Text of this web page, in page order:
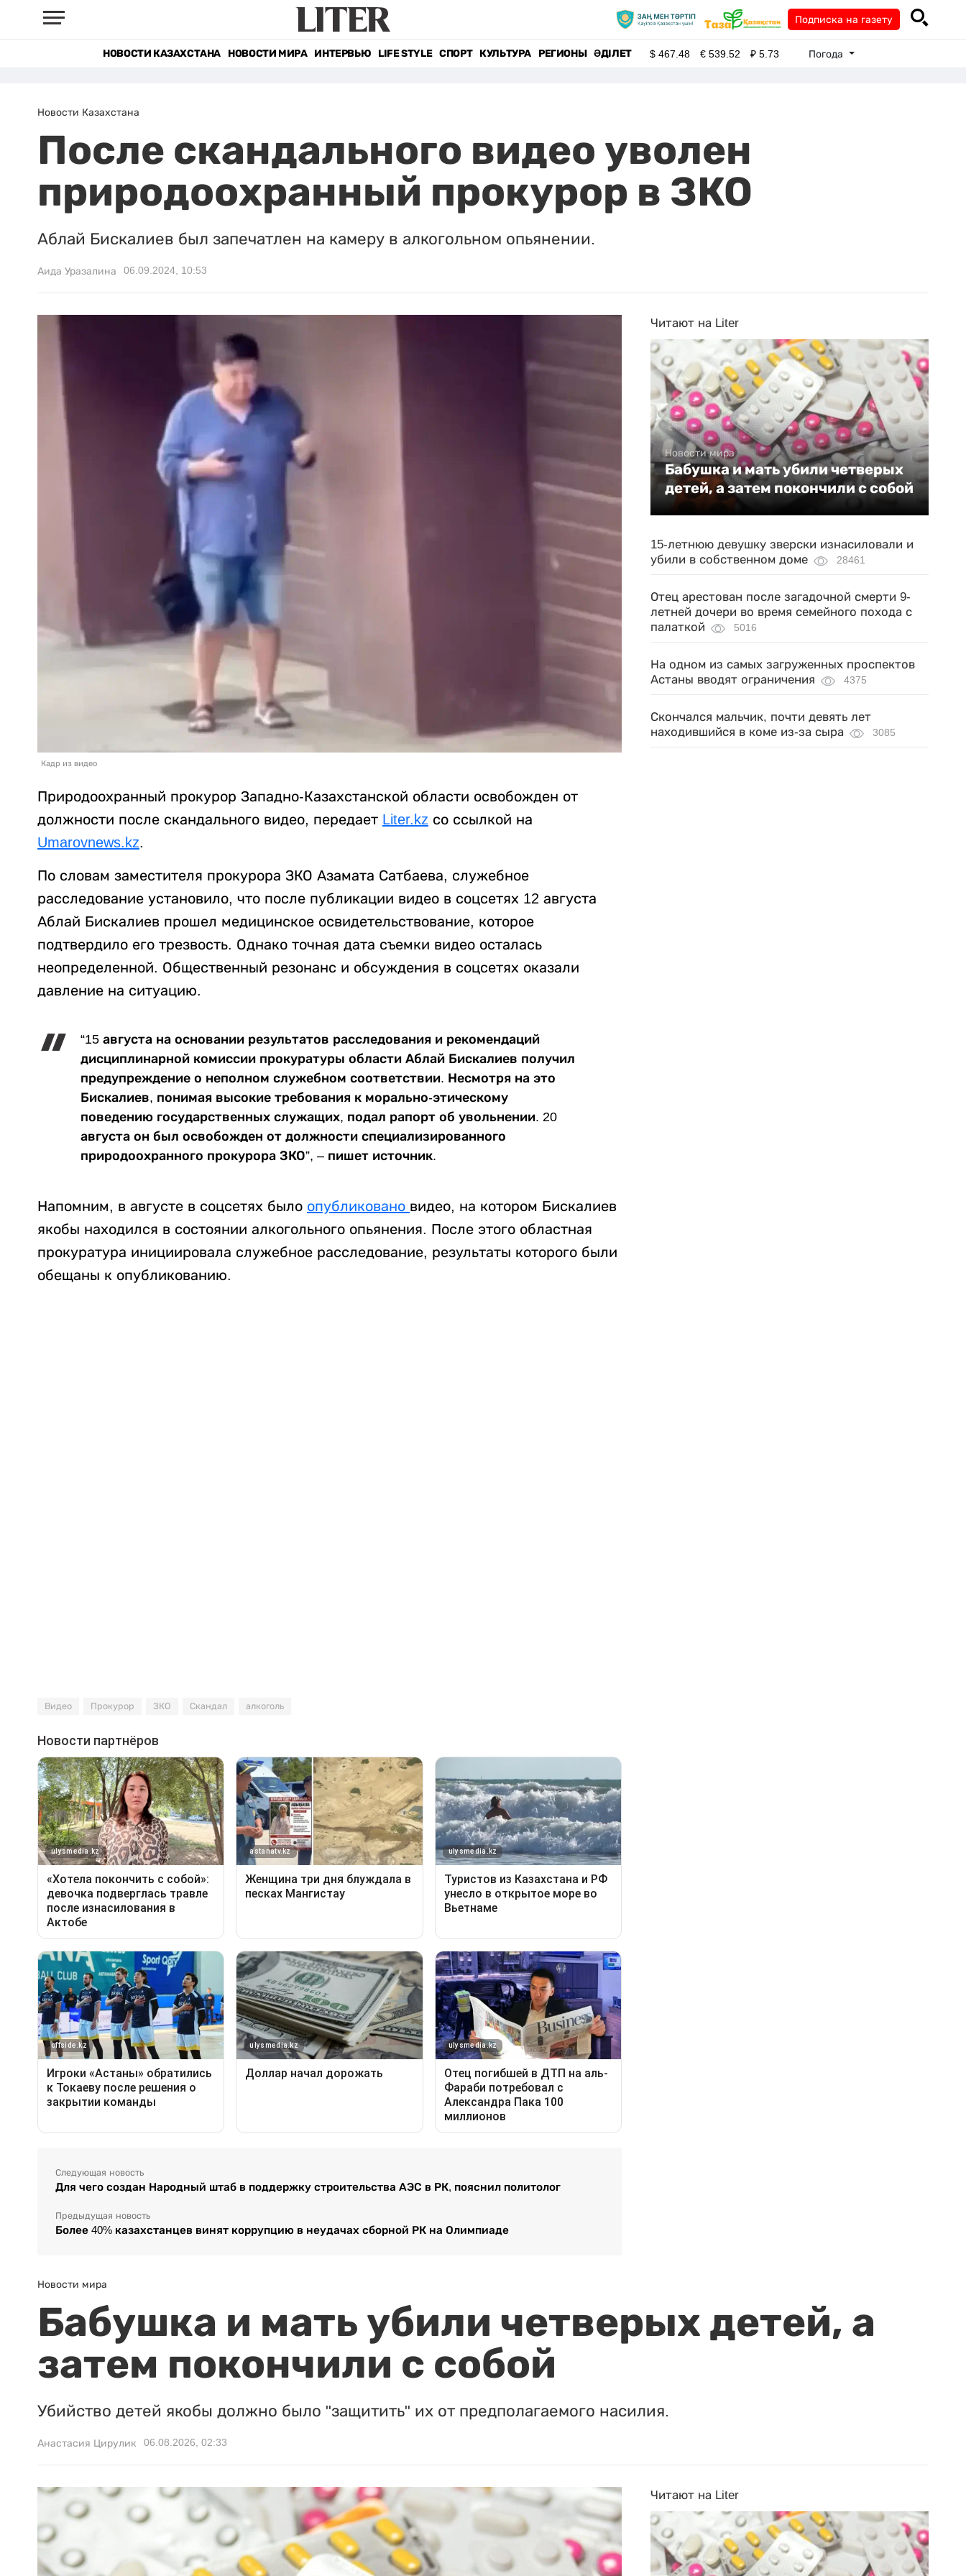
Подписка на газету
НОВОСТИ КАЗАХСТАНА НОВОСТИ МИРА ИНТЕРВЬЮ LIFE STYLE СПОРТ КУЛЬТУРА РЕГИОНЫ ӘДІЛЕТ $467.48 €539.52 ₽5.73 Погода
Новости Казахстана
После скандального видео уволен
природоохранный прокурор в ЗКО
Аблай Бискалиев был запечатлен на камеру в алкогольном опьянении.
Аида Уразалина 06.09.2024, 10:53
Кадр из видео
Природоохранный прокурор Западно-Казахстанской области освобожден от
должности после скандального видео, передает Liter.kz со ссылкой на
Umarovnews.kz.
По словам заместителя прокурора ЗКО Азамата Сатбаева, служебное
расследование установило, что после публикации видео в соцсетях 12 августа
Аблай Бискалиев прошел медицинское освидетельствование, которое
подтвердило его трезвость. Однако точная дата съемки видео осталась
неопределенной. Общественный резонанс и обсуждения в соцсетях оказали
давление на ситуацию.
“15 августа на основании результатов расследования и рекомендаций
дисциплинарной комиссии прокуратуры области Аблай Бискалиев получил
предупреждение о неполном служебном соответствии. Несмотря на это
Бискалиев, понимая высокие требования к морально-этическому
поведению государственных служащих, подал рапорт об увольнении. 20
августа он был освобожден от должности специализированного
природоохранного прокурора ЗКО”, – пишет источник.
Напомним, в августе в соцсетях было опубликовано видео, на котором Бискалиев
якобы находился в состоянии алкогольного опьянения. После этого областная
прокуратура инициировала служебное расследование, результаты которого были
обещаны к опубликованию.
Видео Прокурор ЗКО Скандал алкоголь
Следующая новость
Для чего создан Народный штаб в поддержку строительства АЭС в РК, пояснил политолог
Предыдущая новость
Более 40% казахстанцев винят коррупцию в неудачах сборной РК на Олимпиаде
Читают на Liter
Новости мира
Бабушка и мать убили четверых
детей, а затем покончили с собой
15-летнюю девушку зверски изнасиловали и
убили в собственном доме
28461
Отец арестован после загадочной смерти 9-
летней дочери во время семейного похода с
палаткой
5016
На одном из самых загруженных проспектов
Астаны вводят ограничения
4375
Скончался мальчик, почти девять лет
находившийся в коме из-за сыра
3085
Новости мира
Бабушка и мать убили четверых детей, а
затем покончили с собой
Убийство детей якобы должно было "защитить" их от предполагаемого насилия.
Анастасия Цирулик 06.08.2026, 02:33
Читают на Liter